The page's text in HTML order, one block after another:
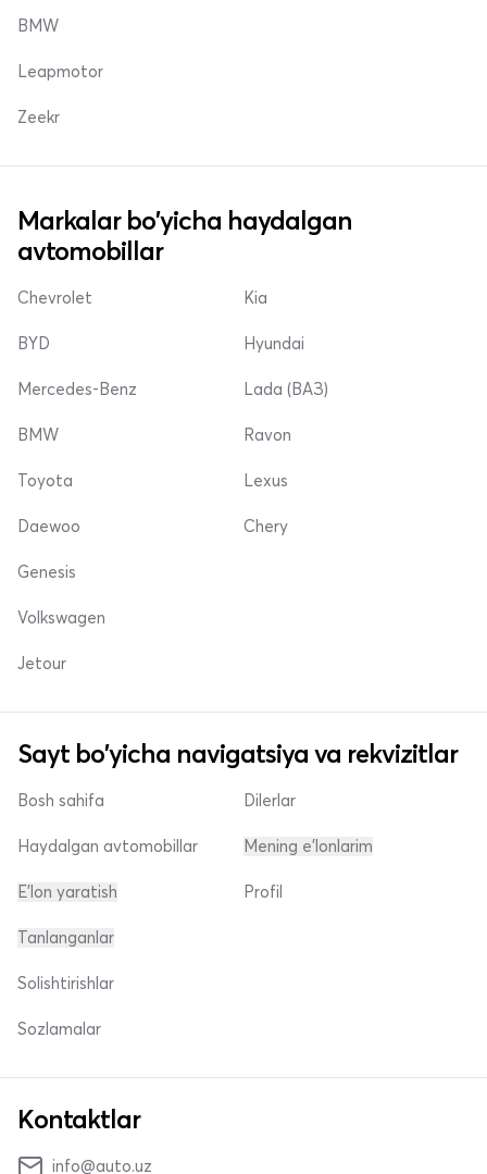
BMW
Leapmotor
Zeekr
Markalar bo'yicha haydalgan
avtomobillar
Chevrolet
BYD
Mercedes-Benz
Kia
Hyundai
Lada (ВАЗ)
BMW
Toyota
Daewoo
Ravon
Lexus
Chery
Genesis
Volkswagen
Jetour
Sayt bo'yicha navigatsiya va rekvizitlar
Bosh sahifa
Haydalgan avtomobillar
E'lon yaratish
Dilerlar
Mening e'lonlarim
Profil
Tanlanganlar
Solishtirishlar
Sozlamalar
Kontaktlar
info@auto.uz